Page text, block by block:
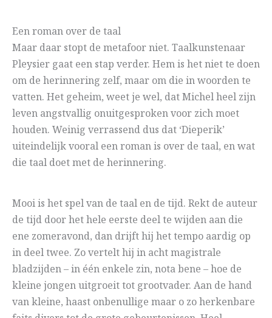
Een roman over de taal
Maar daar stopt de metafoor niet. Taalkunstenaar
Pleysier gaat een stap verder. Hem is het niet te doen
om de herinnering zelf, maar om die in woorden te
vatten. Het geheim, weet je wel, dat Michel heel zijn
leven angstvallig onuitgesproken voor zich moet
houden. Weinig verrassend dus dat ‘Dieperik’
uiteindelijk vooral een roman is over de taal, en wat
die taal doet met de herinnering.
Mooi is het spel van de taal en de tijd. Rekt de auteur
de tijd door het hele eerste deel te wijden aan die
ene zomeravond, dan drijft hij het tempo aardig op
in deel twee. Zo vertelt hij in acht magistrale
bladzijden – in één enkele zin, nota bene – hoe de
kleine jongen uitgroeit tot grootvader. Aan de hand
van kleine, haast onbenullige maar o zo herkenbare